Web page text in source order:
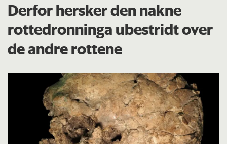
Derfor hersker den nakne
rottedronninga ubestridt over
de andre rottene